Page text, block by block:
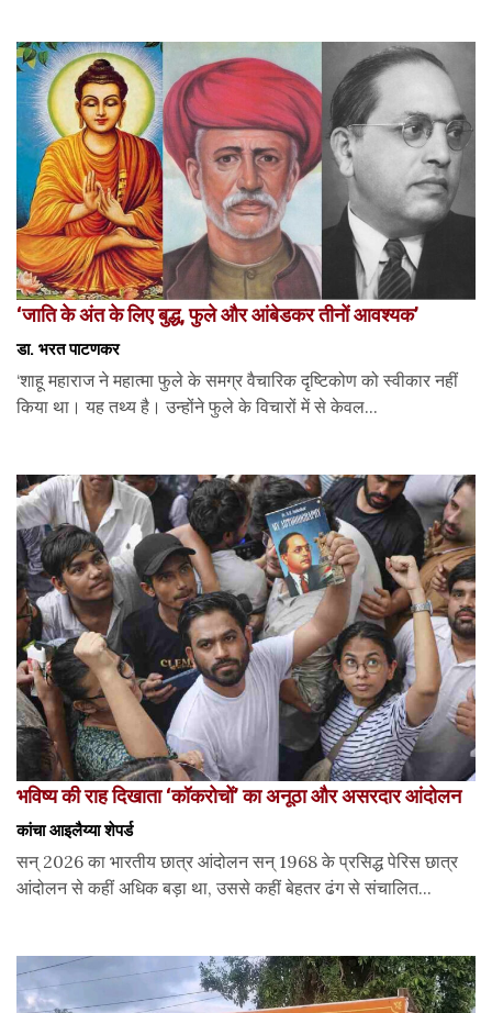
‘जाति के अंत के लिए बुद्ध, फुले और आंबेडकर तीनों आवश्यक’
डा. भरत पाटणकर
‘शाहू महाराज ने महात्मा फुले के समग्र वैचारिक दृष्टिकोण को स्वीकार नहीं
किया था। यह तथ्य है। उन्होंने फुले के विचारों में से केवल...
भविष्य की राह दिखाता ‘कॉकरोचों’ का अनूठा और असरदार आंदोलन
कांचा आइलैय्या शेपर्ड
सन् 2026 का भारतीय छात्र आंदोलन सन् 1968 के प्रसिद्ध पेरिस छात्र
आंदोलन से कहीं अधिक बड़ा था, उससे कहीं बेहतर ढंग से संचालित...